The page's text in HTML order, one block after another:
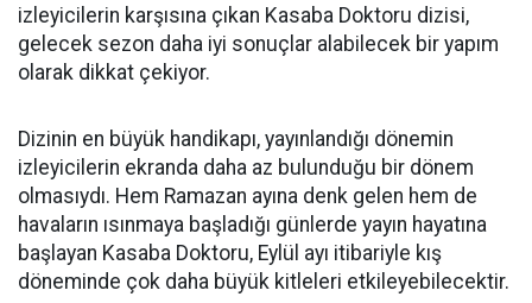
izleyicilerin karşısına çıkan Kasaba Doktoru dizisi,
gelecek sezon daha iyi sonuçlar alabilecek bir yapım
olarak dikkat çekiyor.
Dizinin en büyük handikapı, yayınlandığı dönemin
izleyicilerin ekranda daha az bulunduğu bir dönem
olmasıydı. Hem Ramazan ayına denk gelen hem de
havaların ısınmaya başladığı günlerde yayın hayatına
başlayan Kasaba Doktoru, Eylül ayı itibariyle kış
döneminde çok daha büyük kitleleri etkileyebilecektir.